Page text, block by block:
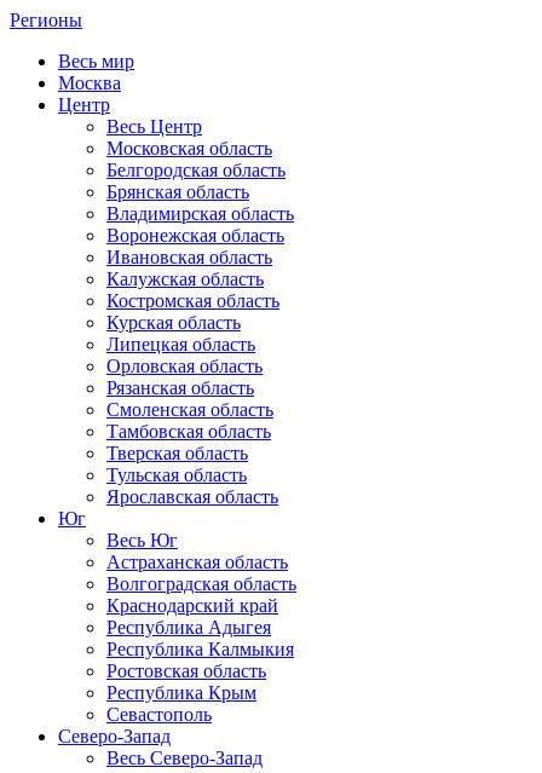
Регионы
Весь мир
Москва
Центр
Весь Центр
Московская область
Белгородская область
Брянская область
Владимирская область
Воронежская область
Ивановская область
Калужская область
Костромская область
Курская область
Липецкая область
Орловская область
Рязанская область
Смоленская область
Тамбовская область
Тверская область
Тульская область
Ярославская область
Юг
Весь Юг
Астраханская область
Волгоградская область
Краснодарский край
Республика Адыгея
Республика Калмыкия
Ростовская область
Республика Крым
Севастополь
Северо-Запад
Весь Северо-Запад